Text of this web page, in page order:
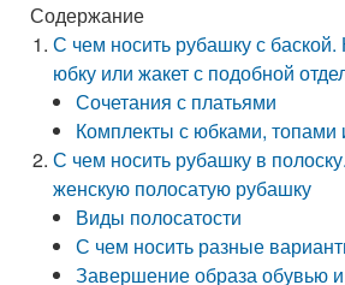
Содержание
С чем носить рубашку с баской.
юбку или жакет с подобной
Сочетания с платьями
Комплекты с юбками, топами
С чем носить рубашку в
женскую полосатую рубашку
Виды полосатости
С чем носить разные
Завершение образа обувью